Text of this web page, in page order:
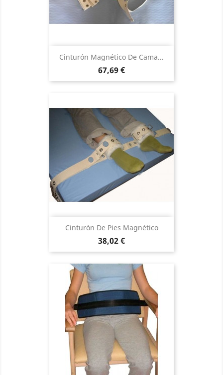
Cinturón Magnético De Cama...
Precio
67,69 €
Cinturón De Pies Magnético
Precio
38,02 €